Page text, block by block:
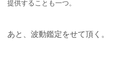
提供することも一つ。
あと、波動鑑定をせて頂く。